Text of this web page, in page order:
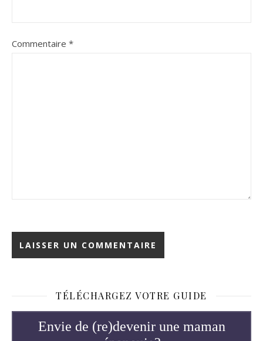
Commentaire *
TÉLÉCHARGEZ VOTRE GUIDE